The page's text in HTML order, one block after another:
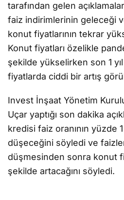
tarafından gelen
faiz indirimlerinin geleceği
konut fiyatlarının tekrar
Konut fiyatları özelikle
şekilde yükselirken son 1
fiyatlarda ciddi bir artış
Invest İnşaat Yönetim
Uçar yaptığı son dakika
kredisi faiz oranının yüzde
düşeceğini söyledi ve
düşmesinden sonra konut
şekilde artacağını söyledi.